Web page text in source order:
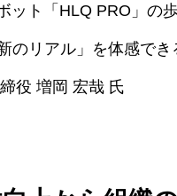
ット「HLQ PRO」の
のリアル」を体感でき
役 増岡 宏哉 氏